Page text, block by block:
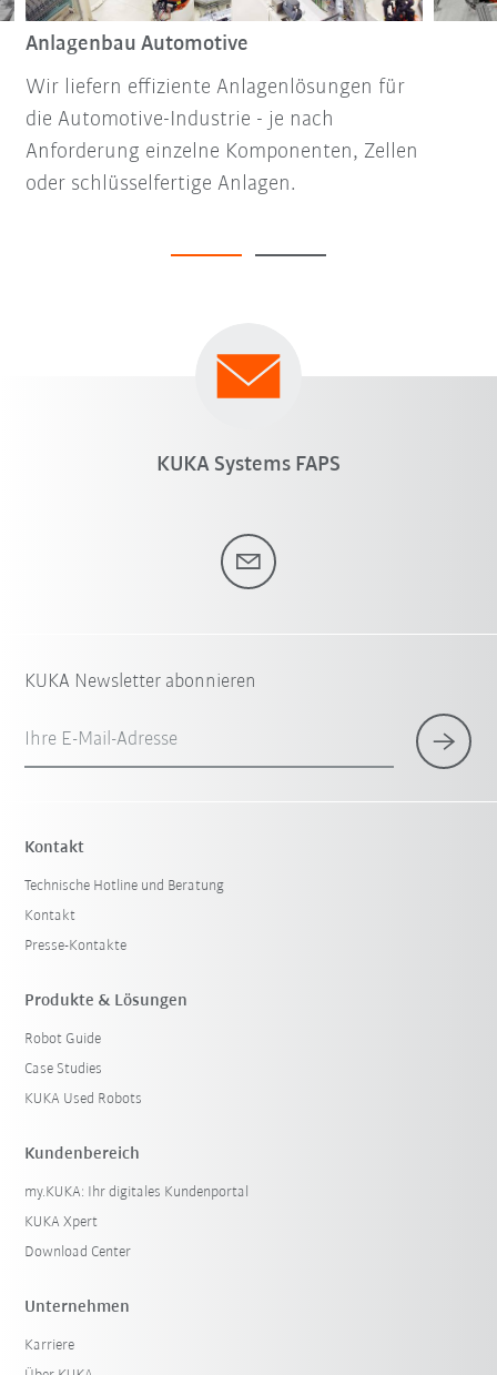
Anlagenbau Automotive
Wir liefern effiziente Anlagenlösungen für
die Automotive-Industrie - je nach
Anforderung einzelne Komponenten, Zellen
oder schlüsselfertige Anlagen.
KUKA Systems FAPS
KUKA Newsletter abonnieren
Ihre E-Mail-Adresse
Kontakt
Technische Hotline und Beratung
Kontakt
Presse-Kontakte
Produkte & Lösungen
Robot Guide
Case Studies
KUKA Used Robots
Kundenbereich
my.KUKA: Ihr digitales Kundenportal
KUKA Xpert
Download Center
Unternehmen
Karriere